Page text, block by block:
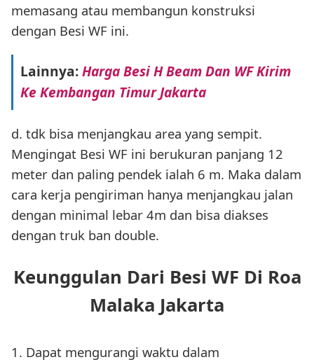
memasang atau membangun konstruksi
dengan Besi WF ini.
Lainnya:Harga Besi H Beam Dan WF Kirim
Ke Kembangan Timur Jakarta
d. tdk bisa menjangkau area yang sempit.
Mengingat Besi WF ini berukuran panjang 12
meter dan paling pendek ialah 6 m. Maka dalam
cara kerja pengiriman hanya menjangkau jalan
dengan minimal lebar 4m dan bisa diakses
dengan truk ban double.
Keunggulan Dari Besi WF Di Roa
Malaka Jakarta
1. Dapat mengurangi waktu dalam